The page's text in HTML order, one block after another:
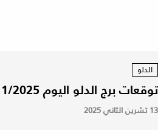
الدلو
توقعات برج الدلو اليوم 13/11/2025
13 تشرين الثاني 2025